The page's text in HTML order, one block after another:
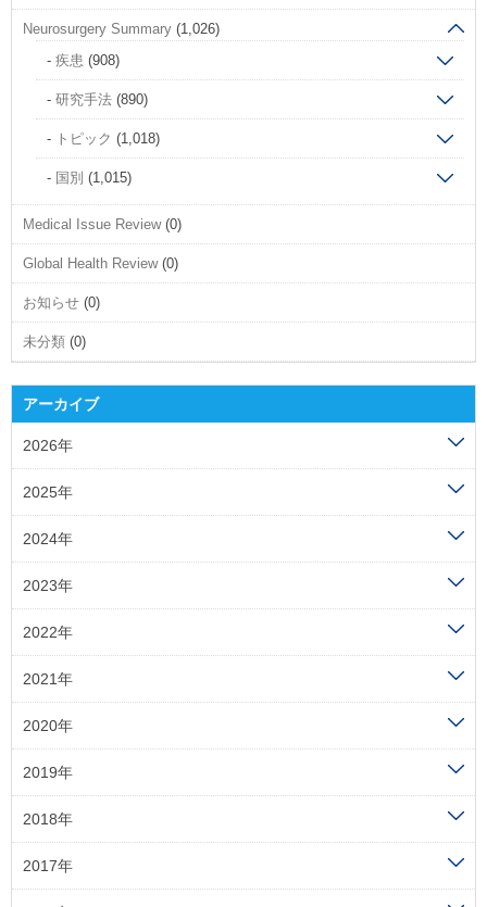
Neurosurgery Summary (1,026)
疾患 (908)
研究手法 (890)
トピック (1,018)
国別 (1,015)
Medical Issue Review(0)
Global Health Review(0)
お知らせ (0)
未分類 (0)
アーカイブ
2026年
2025年
2024年
2023年
2022年
2021年
2020年
2019年
2018年
2017年